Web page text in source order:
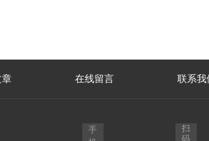
章 在线留言 联系我
手
扫
码